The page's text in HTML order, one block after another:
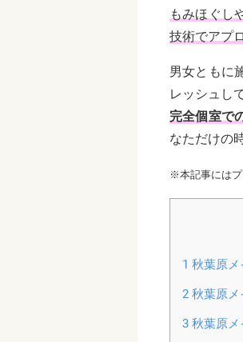
もみほぐし
技術でアプ
男女ともに
レッシュし
完全個室で
なただけの
※本記事には
1 秋葉原メ
2秋葉原メ
3秋葉原メ